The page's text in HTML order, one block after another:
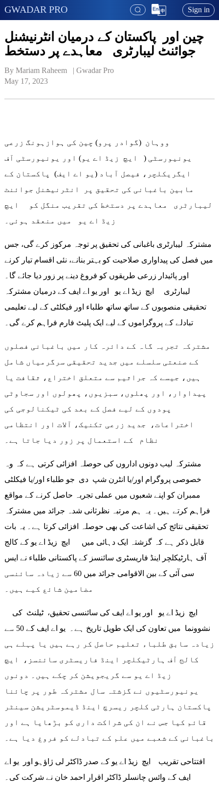
GWADAR PRO Sign in
چین اور پاکستان کے درمیان انٹرنیشنل
جوائنٹ لیبارٹری معاہدے پر دستخط
By Mariam Raheem   | Gwadar Pro
May 17, 2023
ووہان (گوادر پرو) چین کی ہوازہونگ زرعی
یونیورسٹی ( ایچ زیڈ اے یو) اور یونیورسٹی آف
ایگریکلچر، فیصل آباد (یو اے ایف) پاکستان کے
مابین باغبانی کی تحقیق پر انٹرنیشنل جوائنٹ
لیبارٹری معاہدے پر دستخط کی تقریب منگل کو ایچ
مشترکہ لیبارٹری باغبانی کی تحقیق پر توجہ مرکوز کرے گی، جس
میں فصل کی پیداواری صلاحیت کو بہتر بنانے، نئی اقسام تیار کرنے
اور پائیدار زرعی طریقوں کو فروغ دینے پر زور دیا جائے گا۔
لیبارٹری ایچ زیڈ اے یو اور یو اے ایف کے درمیان مشترکہ
تحقیقی منصوبوں کے ساتھ ساتھ طلباء اور فیکلٹی کے لیے تعلیمی
تبادلے کے پروگراموں کے لیے ایک پلیٹ فارم فراہم کرے گی۔
مشترکہ تجربہ گاہ کے دائرہ کار میں باغبانی فصلوں
کے صنعتی سلسلے میں جدید تحقیقی سرگرمیاں شامل
ہیں، جیسے کہ جراثیم سے متعلق اختراع، ثقافت یا
پیداوار، اور پھلوں، سبزیوں، پھولوں اور سجاوٹی
پودوں کے لیے فصل کے بعد کی ٹیکنالوجی کی
اختراعات، جدید زرعی تکنیک، آلات اور انتظامی
نظام کے استعمال پر زور دیا جاتا ہے۔
مشترکہ لیب دونوں اداروں کی حوصلہ افزائی کرتی ہے کہ وہ
خصوصی پروگرام اور/یا انٹرن شپ دی جو طلباء اور/یا فیکلٹی
ممبران کو اپنے شعبوں میں عملی تجربہ حاصل کرنے کے مواقع
فراہم کرتے ہیں۔ یہ ہم مرتبہ نظرثانی شدہ جرائد میں مشترکہ
تحقیقی نتائج کی اشاعت کی بھی حوصلہ افزائی کرتا ہے۔ یہ بات
قابل ذکر ہے کہ گزشتہ ایک دہائی میں ایچ زیڈ اے یو کے کالج
آف ہارٹیکلچر اینڈ فاریسٹری سائنسز کے پاکستانی طلباء نے ایس
سی آئی کے بین الاقوامی جرائد میں 60 سے زیادہ سائنسی
مضامین شائع کیے ہیں۔
نشوونما میں تعاون کی ایک طویل تاریخ ہے۔ یو اے ایف کے 50 سے
زیادہ سابق طلباء تعلیم حاصل کر رہے ہیں یا پہلے ہی
کالج آف ہارٹیکلچر اینڈ فاریسٹری سائنسز، ایچ
زیڈ اے یو سے گریجویشن کر چکے ہیں۔ دونوں
یونیورسٹیوں نے گزشتہ سال مشترکہ طور پر چائنا
پاکستان ہارٹی کلچر ریسرچ اینڈ ڈیموسٹریشن سینٹر
قائم کیا جس نے ان کی شراکت داری کو بڑھایا ہے اور
باغبانی کے شعبے میں علم کے تبادلے کو فروغ دیا ہے۔
افتتاحی تقریب ایچ زیڈ اے یو کے صدر ڈاکٹر لی ژاؤہو اور یو اے
ایف کے وائس چانسلر ڈاکٹر اقرار احمد خان نے شرکت کی۔